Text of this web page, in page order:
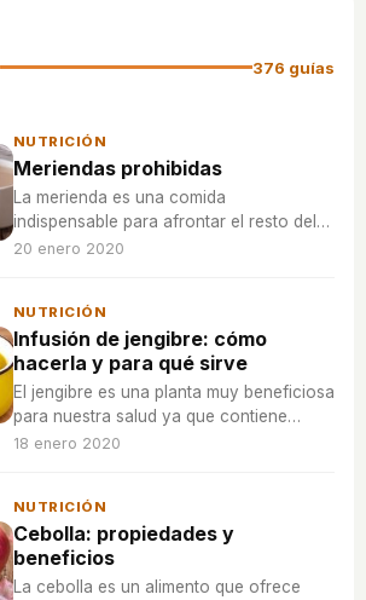
376 guías
NUTRICIÓN
Meriendas prohibidas
La merienda es una comida
indispensable para afrontar el resto del
día con la energía suficiente, pero no
imprescindible evitar.
20 enero 2020
NUTRICIÓN
Infusión de jengibre: cómo
hacerla y para qué sirve
El jengibre es una planta muy beneficiosa
para nuestra salud ya que contiene
muchas propiedades medicibales.
enfermedades.
18 enero 2020
NUTRICIÓN
Cebolla: propiedades y
beneficios
La cebolla es un alimento que ofrece